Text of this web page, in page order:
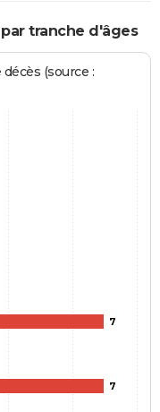
tranche d'âges
(source :
7
7